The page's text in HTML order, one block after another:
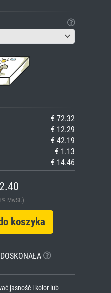
€ 72.32
€ 12.29
€ 42.19
€ 1.13
€ 14.46
MwSt.)
koszyka
jasność i kolor lub